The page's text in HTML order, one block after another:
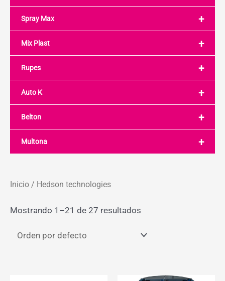
+
Spray Max
+
Mix Plast
+
Rupes
+
Auto K
+
Belton
+
Multona
Inicio / Hedson technologies
Mostrando 1–21 de 27 resultados